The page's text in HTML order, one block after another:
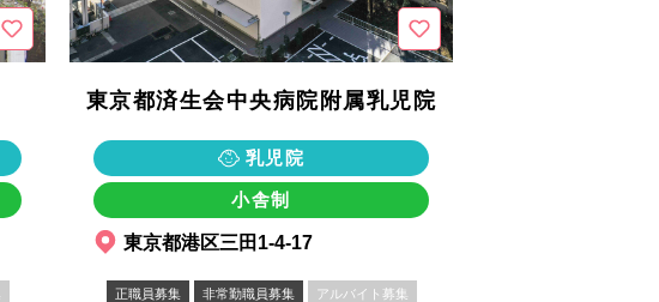
東京都済生会中央病院附属乳児院
乳児院
小舎制
東京都港区三田1-4-17
正職員募集 非常勤職員募集 アルバイト募集